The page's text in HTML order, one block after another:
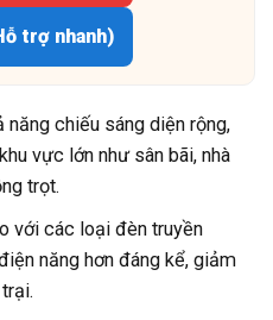
trợ nhanh)
năng chiếu sáng diện rộng,
vực lớn như sân bãi, nhà
trọt.
với các loại đèn truyền
năng hơn đáng kể, giảm